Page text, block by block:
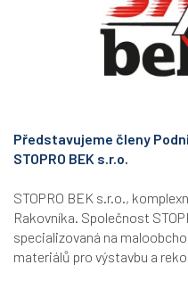
Představujeme členy
STOPRO BEK s.r.o.
STOPRO BEK s.r.o.,
Rakovníka. Společnost
specializovaná na
materiálů pro výstavbu a